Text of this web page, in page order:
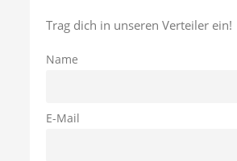
Trag dich in unseren Verteiler ein!
Name
E-Mail